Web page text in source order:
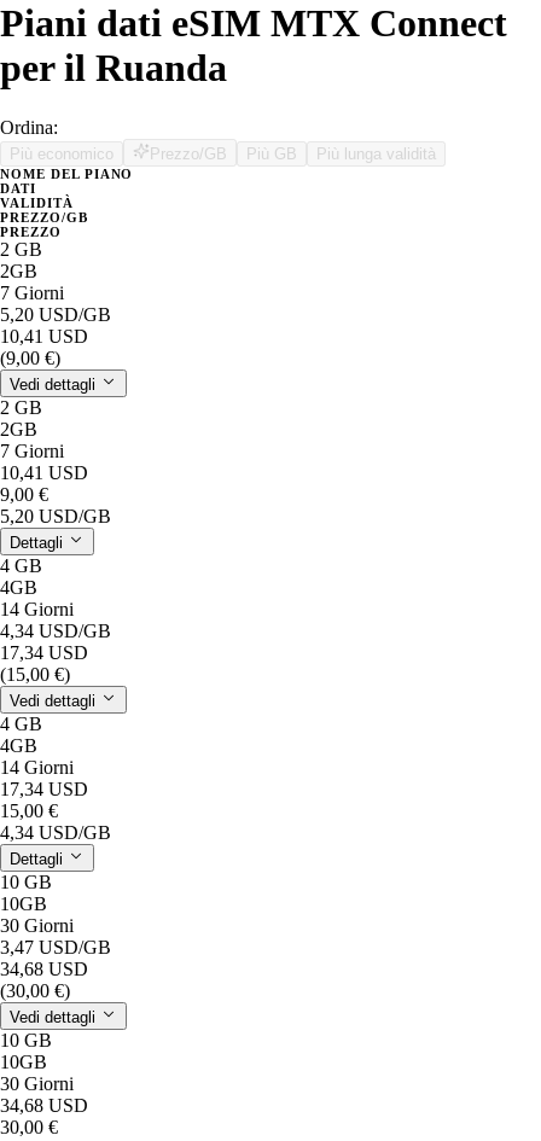
Piani dati eSIM MTX Connect
per il Ruanda
Ordina:
Più economico Prezzo/GB Più GB Più lunga validità
NOME DEL PIANO
DATI
VALIDITÀ
PREZZO/GB
PREZZO
2 GB
2GB
7 Giorni
5,20 USD/GB
10,41 USD
(9,00 €)
Vedi dettagli
2 GB
2GB
7 Giorni
10,41 USD
9,00 €
5,20 USD/GB
Dettagli
4 GB
4GB
14 Giorni
4,34 USD/GB
17,34 USD
(15,00 €)
Vedi dettagli
4 GB
4GB
14 Giorni
17,34 USD
15,00 €
4,34 USD/GB
Dettagli
10 GB
10GB
30 Giorni
3,47 USD/GB
34,68 USD
(30,00 €)
Vedi dettagli
10 GB
10GB
30 Giorni
34,68 USD
30,00 €